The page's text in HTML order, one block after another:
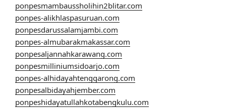
ponpesmambaussholihin2blitar.com
ponpes-alikhlaspasuruan.com
ponpesdarussalamjambi.com
ponpes-almubarakmakassar.com
ponpesaljannahkarawang.com
ponpesmilliniumsidoarjo.com
ponpes-alhidayahtenggarong.com
ponpesalbidayahjember.com
ponpeshidayatullahkotabengkulu.com